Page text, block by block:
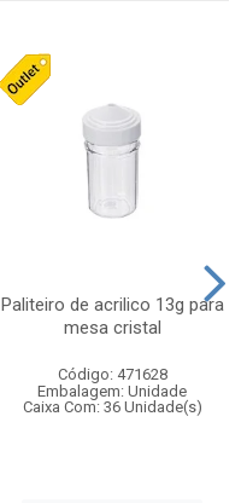
Paliteiro de acrilico 13g para
mesa cristal
Código: 471628
Embalagem: Unidade
Caixa Com: 36 Unidade(s)